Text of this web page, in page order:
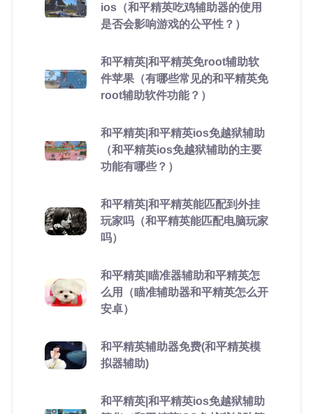
ios（和平精英吃鸡辅助器的使用
是否会影响游戏的公平性？）
和平精英|和平精英免root辅助软
件苹果（有哪些常见的和平精英免
root辅助软件功能？）
和平精英|和平精英ios免越狱辅助
（和平精英ios免越狱辅助的主要
功能有哪些？）
和平精英|和平精英能匹配到外挂
玩家吗（和平精英能匹配电脑玩家
吗）
和平精英|瞄准器辅助和平精英怎
么用（瞄准辅助器和平精英怎么开
安卓）
和平精英辅助器免费(和平精英模
拟器辅助)
和平精英|和平精英ios免越狱辅助